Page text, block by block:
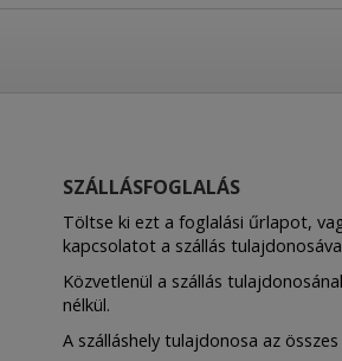
SZÁLLÁSFOGLALÁS
Töltse ki ezt a foglalási űrlapot,
kapcsolatot a szállás
Közvetlenül a szállás
nélkül.
A szálláshely tulajdonosa az